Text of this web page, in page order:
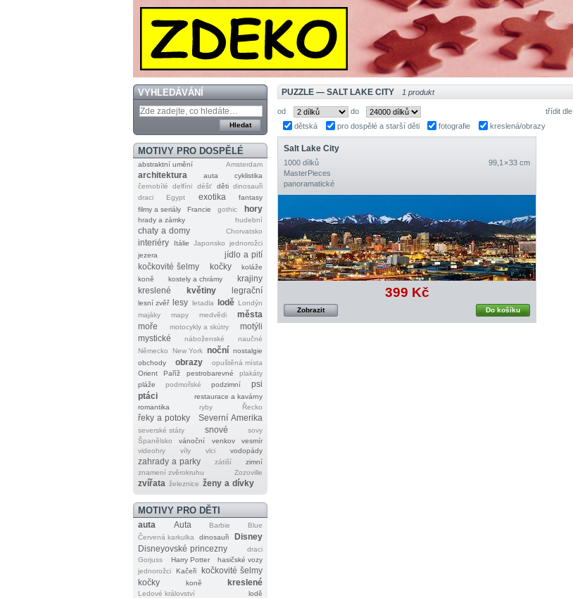
VYHLEDÁVÁNÍ
MOTIVY PRO DOSPĚLÉ
abstraktní umění Amsterdam
architektura auta
cyklistika
černobílé
delfíni déšť děti dinosauři
draci
Egypt exotika
fantasy
filmy a seriály
Francie gothic hory
hrady a zámky hudební
chaty a domy Chorvatsko
interiéry Itálie Japonsko
jednorožci
jezera
jídlo a pití
kočkovité šelmy
kočky
koláže
koně
kostely a chrámy
krajiny
kreslené
květiny legrační
lesní zvěř lesy letadla lodě Londýn
majáky
mapy medvědi
města
moře
motocykly a skútry
motýli
mystické
náboženské
naučné
Německo
New York noční nostalgie
obchody
obrazy
opuštěná místa
Orient
Paříž pestrobarevné
plakáty
pláže
podmořské podzimní
psi
ptáci
restaurace a kavárny
romantika
ryby Řecko
řeky a potoky Severní Amerika
severské státy snové
sovy
Španělsko
vánoční venkov
vesmír
videohry
víly vlci vodopády
zahrady a parky zátiší
zimní
znamení zvěrokruhu
Zozoville
zvířata železnice ženy a dívky
MOTIVY PRO DĚTI
auta Auta Barbie
Blue
Červená karkulka
dinosauři
Disney
Disneyovské princezny
draci
Gorjuss
Harry Potter
hasičské vozy
jednorožci
Kačeři
kočkovité šelmy
kočky
koně kreslené
Ledové království
lodě
PUZZLE — SALT LAKE CITY 1 produkt
od do
třídit dle
dětská
pro dospělé a starší děti fotografie kreslená/obrazy
Salt Lake City
1000 dílků
99,1 × 33 cm
MasterPieces
panoramatické
399 Kč
Do košíku
Zobrazit